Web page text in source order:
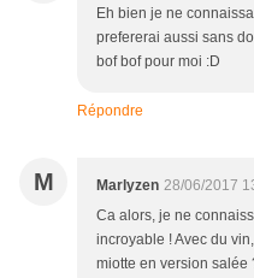
Eh bien je ne
prefererai aussi sans
bof bof pour moi :D
Répondre
M Marlyzen 28/06/2017
Ca alors, je ne
incroyable ! Avec du
miotte en version salée